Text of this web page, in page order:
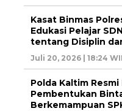
Kasat Binmas
Edukasi Pelajar
tentang Disiplin
Juli 20, 2026 | 18:24
Polda Kaltim
Pembentukan
Berkemampuan